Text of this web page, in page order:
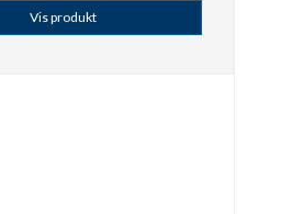
Vis produkt